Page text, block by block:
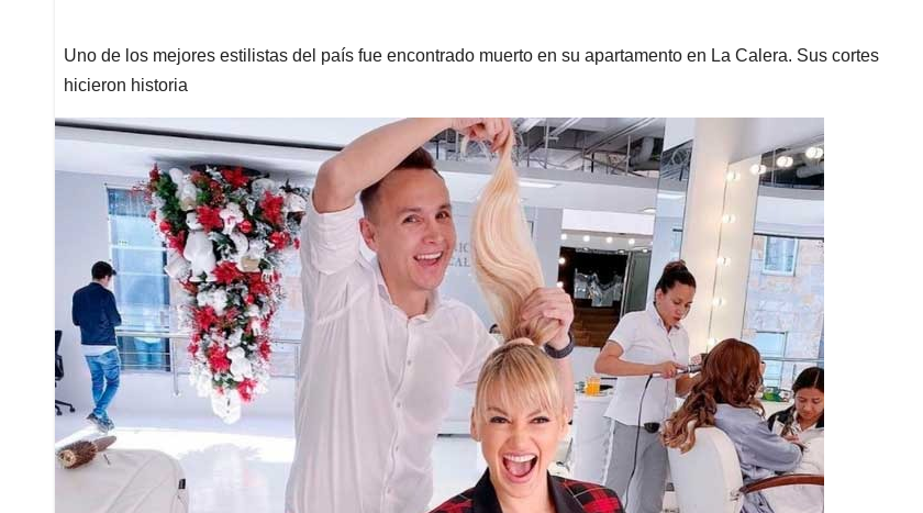
Uno de los mejores estilistas del país fue encontrado muerto en su apartamento en La Calera. Sus cortes
hicieron historia